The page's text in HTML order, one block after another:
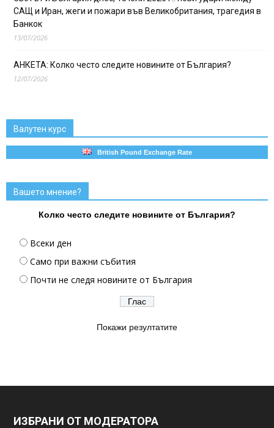
САЩ и Иран, жеги и пожари във Великобритания, трагедия в
Банкок
13/07/2026
АНКЕТА: Колко често следите новините от България?
12/07/2026
Валутен курс
British Pound Exchange Rate
Вашето мнение?
Колко често следите новините от България?
Всеки ден
Само при важни събития
Почти не следя новините от България
Покажи резултатите
ИЗБРАНИ ОТ МОДЕРАТОРА